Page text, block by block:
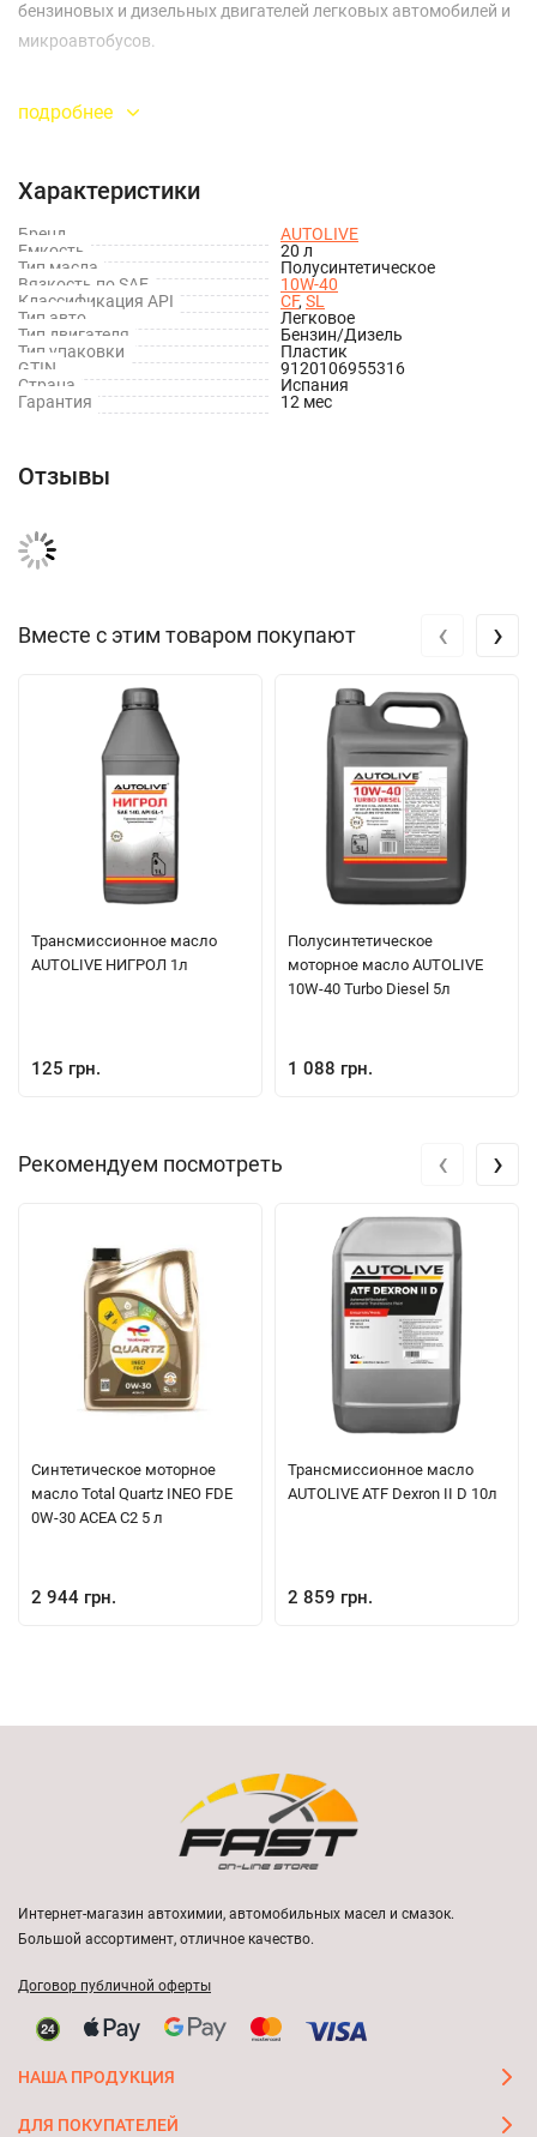
бензиновых и дизельных двигателей легковых автомобилей и
микроавтобусов.
Благодаря высокотехнологичному подбору пакета присадок,
топливосберегающему режиму работы двигателя.
подробнее
Характеристики
Бренд
AUTOLIVE
Емкость
20 л
Тип масла
Полусинтетическое
Вязкость по SAE
10W-40
Классификация API
CF, SL
Тип авто
Легковое
Тип двигателя
Бензин/Дизель
Тип упаковки
Пластик
GTIN
9120106955316
Страна
Испания
Гарантия
12 мес
Отзывы
Вместе с этим товаром покупают
Трансмиссионное масло
AUTOLIVE НИГРОЛ 1л
125 грн.
Полуcинтетическое
моторное масло AUTOLIVE
10W-40 Turbo Diesel 5л
1 088 грн.
‹ ›
Рекомендуем посмотреть
Синтетическое моторное
масло Total Quartz INEO FDE
0W-30 ACEA C2 5 л
2 944 грн.
Трансмиссионное масло
AUTOLIVE ATF Dexron II D 10л
2 859 грн.
‹ ›
Интернет-магазин автохимии, автомобильных масел и смазок.
Большой ассортимент, отличное качество.
Договор публичной оферты
НАША ПРОДУКЦИЯ
ДЛЯ ПОКУПАТЕЛЕЙ